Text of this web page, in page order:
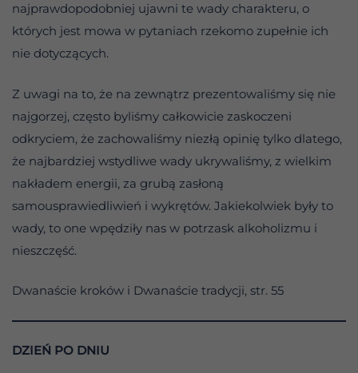
najprawdopodobniej ujawni te wady charakteru, o
których jest mowa w pytaniach rzekomo zupełnie ich
nie dotyczących.
Z uwagi na to, że na zewnątrz prezentowaliśmy się nie
najgorzej, często byliśmy całkowicie zaskoczeni
odkryciem, że zachowaliśmy niezłą opinię tylko dlatego,
że najbardziej wstydliwe wady ukrywaliśmy, z wielkim
nakładem energii, za grubą zasłoną
samousprawiedliwień i wykrętów. Jakiekolwiek były to
wady, to one wpędziły nas w potrzask alkoholizmu i
nieszczęść.
Dwanaście kroków i Dwanaście tradycji, str. 55
DZIEŃ PO DNIU